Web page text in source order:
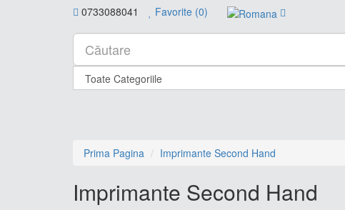
0733088041 Favorite (0)
Prima Pagina Imprimante Second Hand
Imprimante Second Hand